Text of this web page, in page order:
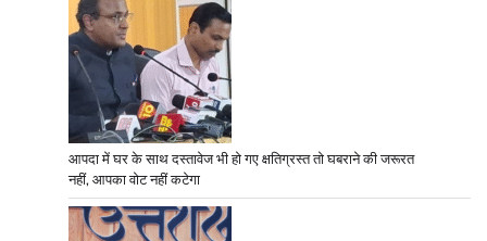
आपदा में घर के साथ दस्तावेज भी हो गए क्षतिग्रस्त तो घबराने की जरूरत
नहीं, आपका वोट नहीं कटेगा